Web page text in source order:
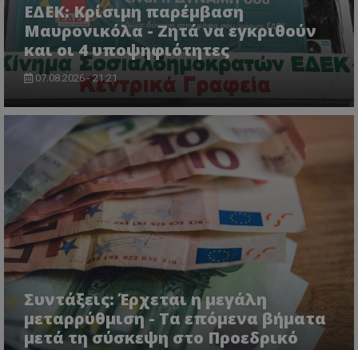
ΕΔΕΚ: Κρίσιμη παρέμβαση
Μαυρονικόλα - Ζητά να εγκριθούν
και οι 4 υποψηφιότητες
07.08.2026 - 21:21
Συντάξεις: Έρχεται η μεγάλη
μεταρρύθμιση - Τα επόμενα βήματα
μετά τη σύσκεψη στο Προεδρικό